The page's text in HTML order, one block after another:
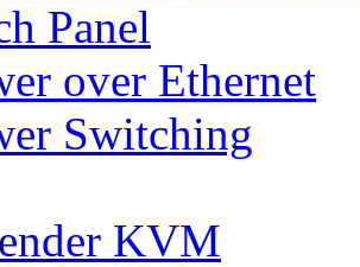
Panel
over Ethernet
Switching
KVM